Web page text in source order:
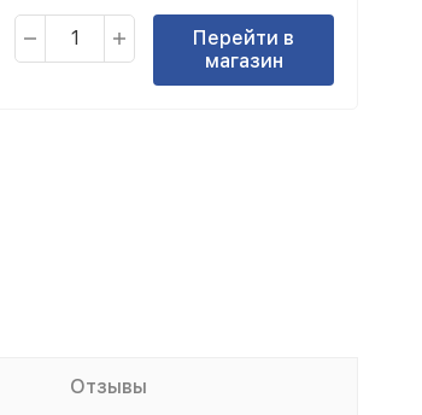
Перейти в
магазин
Отзывы